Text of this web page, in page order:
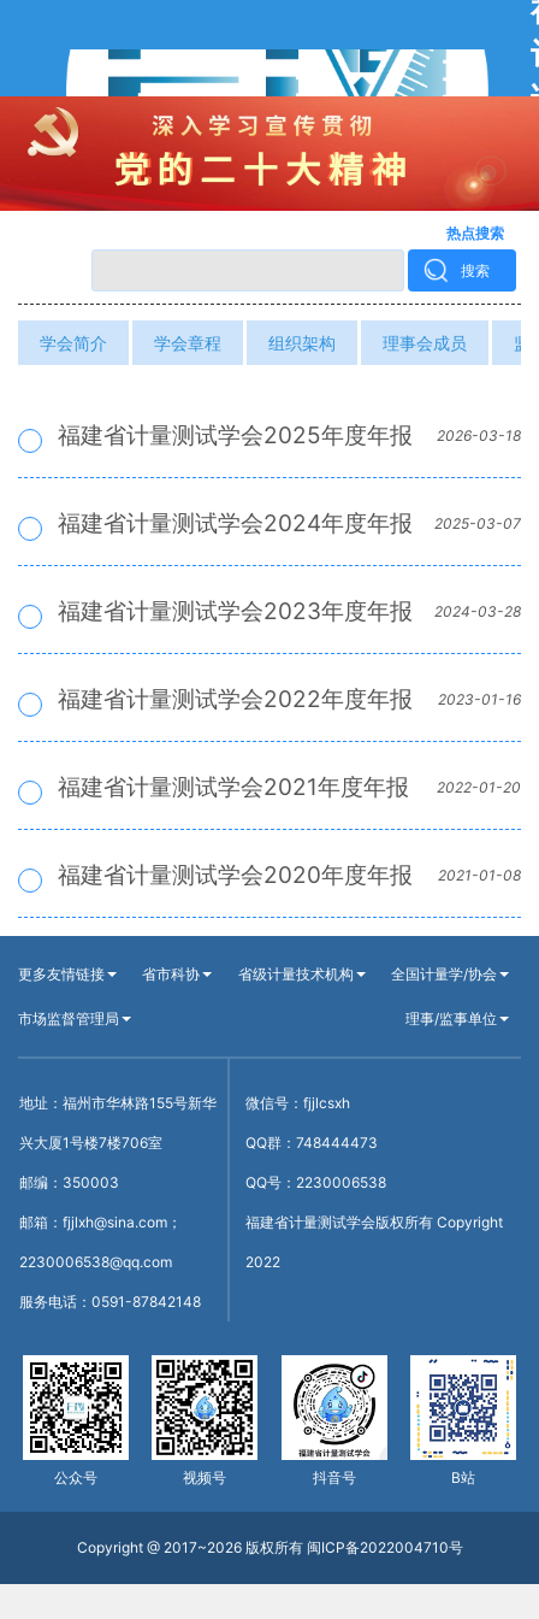
热点搜索
搜索
学会简介 学会章程 组织架构 理事会成员 监
福建省计量测试学会2025年度年报 2026-03-18
福建省计量测试学会2024年度年报 2025-03-07
福建省计量测试学会2023年度年报 2024-03-28
福建省计量测试学会2022年度年报 2023-01-16
福建省计量测试学会2021年度年报 2022-01-20
福建省计量测试学会2020年度年报 2021-01-08
更多友情链接 省市科协 省级计量技术机构 全国计量学/协会
市场监督管理局 理事/监事单位
地址：福州市华林路155号新华
兴大厦1号楼7楼706室
邮编：350003
邮箱：fjjlxh@sina.com；
2230006538@qq.com
服务电话：0591-87842148
微信号：fjjlcsxh
QQ群：748444473
QQ号：2230006538
福建省计量测试学会版权所有 Copyright
2022
公众号 视频号 抖音号 B站
Copyright @ 2017~2026 版权所有 闽ICP备2022004710号